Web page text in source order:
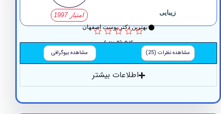
بهترین دکتر پوست اصفهان
0/5 (0 نظر)
مشاهده نظرات (25) مشاهده بیوگرافی
اطلاعات بیشتر